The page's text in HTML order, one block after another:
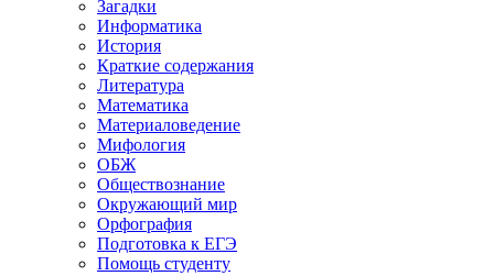
Загадки
Информатика
История
Краткие содержания
Литература
Математика
Материаловедение
Мифология
ОБЖ
Обществознание
Окружающий мир
Орфография
Подготовка к ЕГЭ
Помощь студенту